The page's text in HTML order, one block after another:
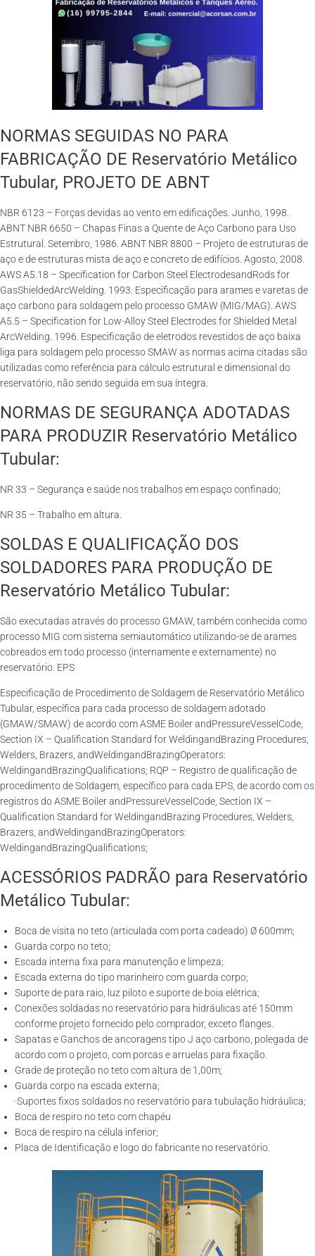
NORMAS SEGUIDAS NO PARA
FABRICAÇÃO DE Reservatório Metálico
Tubular, PROJETO DE ABNT
NBR 6123 – Forças devidas ao vento em edificações. Junho, 1998.
ABNT NBR 6650 – Chapas Finas a Quente de Aço Carbono para Uso
Estrutural. Setembro, 1986. ABNT NBR 8800 – Projeto de estruturas de
aço e de estruturas mista de aço e concreto de edifícios. Agosto, 2008.
AWS A5.18 – Specification for Carbon Steel ElectrodesandRods for
GasShieldedArcWelding. 1993. Especificação para arames e varetas de
aço carbono para soldagem pelo processo GMAW (MIG/MAG). AWS
A5.5 – Specification for Low-Alloy Steel Electrodes for Shielded Metal
ArcWelding. 1996. Especificação de eletrodos revestidos de aço baixa
liga para soldagem pelo processo SMAW as normas acima citadas são
utilizadas como referência para cálculo estrutural e dimensional do
reservatório, não sendo seguida em sua íntegra.
NORMAS DE SEGURANÇA ADOTADAS
PARA PRODUZIR Reservatório Metálico
Tubular:
NR 33 – Segurança e saúde nos trabalhos em espaço confinado;
NR 35 – Trabalho em altura.
SOLDAS E QUALIFICAÇÃO DOS
SOLDADORES PARA PRODUÇÃO DE
Reservatório Metálico Tubular:
São executadas através do processo GMAW, também conhecida como
processo MIG com sistema semiautomático utilizando-se de arames
cobreados em todo processo (internamente e externamente) no
reservatório. EPS
Especificação de Procedimento de Soldagem de Reservatório Metálico
Tubular, específica para cada processo de soldagem adotado
(GMAW/SMAW) de acordo com ASME Boiler andPressureVesselCode,
Section IX – Qualification Standard for WeldingandBrazing Procedures,
Welders, Brazers, andWeldingandBrazingOperators:
WeldingandBrazingQualifications; RQP – Registro de qualificação de
procedimento de Soldagem, específico para cada EPS, de acordo com os
registros do ASME Boiler andPressureVesselCode, Section IX –
Qualification Standard for WeldingandBrazing Procedures, Welders,
Brazers, andWeldingandBrazingOperators:
WeldingandBrazingQualifications;
ACESSÓRIOS PADRÃO para Reservatório
Metálico Tubular:
Boca de visita no teto (articulada com porta cadeado) Ø 600mm;
Guarda corpo no teto;
Escada interna fixa para manutenção e limpeza;
Escada externa do tipo marinheiro com guarda corpo;
Suporte de para raio, luz piloto e suporte de boia elétrica;
Conexões soldadas no reservatório para hidráulicas até 150mm
conforme projeto fornecido pelo comprador, exceto flanges.
Sapatas e Ganchos de ancoragens tipo J aço carbono, polegada de
acordo com o projeto, com porcas e arruelas para fixação.
Grade de proteção no teto com altura de 1,00m;
Guarda corpo na escada externa;
·Suportes fixos soldados no reservatório para tubulação hidráulica;
Boca de respiro no teto com chapéu
Boca de respiro na célula inferior;
Placa de Identificação e logo do fabricante no reservatório.